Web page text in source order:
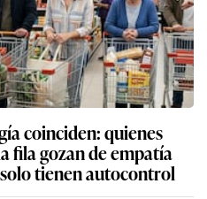
coinciden: quienes
fila gozan de empatía
tienen autocontrol